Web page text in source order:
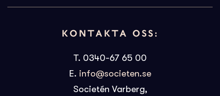
KONTAKTA OSS:
T. 0340-67 65 00
E. info@societen.se
Societén Varberg,